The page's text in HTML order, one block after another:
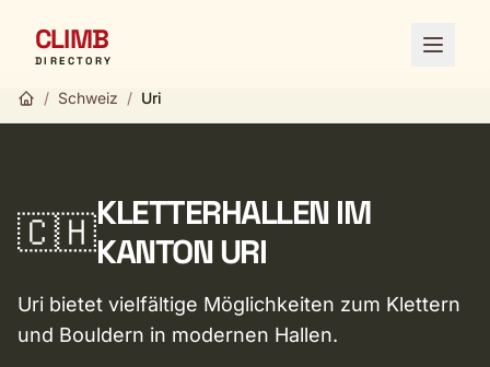
CLIMB
DIRECTORY Menü
/ Schweiz / Uri
🇨🇭KLETTERHALLEN IM
KANTON URI
Uri bietet vielfältige Möglichkeiten zum Klettern
und Bouldern in modernen Hallen.